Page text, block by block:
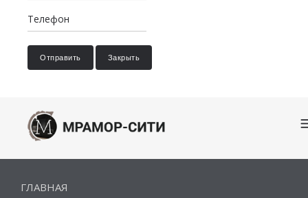
Отправить Закрыть
ГЛАВНАЯ